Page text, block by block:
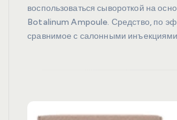
воспользоваться сывороткой на
Botalinum Ampoule. Средство, по
сравнимое с салонными